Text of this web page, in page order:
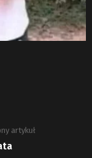
artykuł